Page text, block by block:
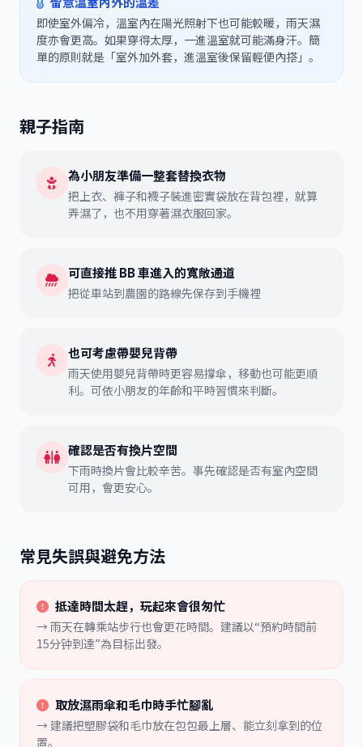
即使室外偏冷，溫室內在陽光照射下也可能較暖，雨天濕
度亦會更高。如果穿得太厚，一進溫室就可能滿身汗。簡
單的原則就是「室外加外套，進溫室後保留輕便內搭」。
親子指南
為小朋友準備一整套替換衣物
把上衣、褲子和襪子裝進密實袋放在背包裡，就算
弄濕了，也不用穿著濕衣服回家。
可直接推 BB 車進入的寬敞通道
把從車站到農園的路線先保存到手機裡
也可考慮帶嬰兒背帶
雨天使用嬰兒背帶時更容易撐傘，移動也可能更順
利。可依小朋友的年齡和平時習慣來判斷。
確認是否有換片空間
下雨時換片會比較辛苦。事先確認是否有室內空間
可用，會更安心。
常見失誤與避免方法
抵達時間太趕，玩起來會很匆忙
→ 雨天在轉乘站步行也會更花時間。建議以“預約時間前
15分钟到達”為目标出發。
取放濕雨傘和毛巾時手忙腳亂
→ 建議把塑膠袋和毛巾放在包包最上層、能立刻拿到的位
置。